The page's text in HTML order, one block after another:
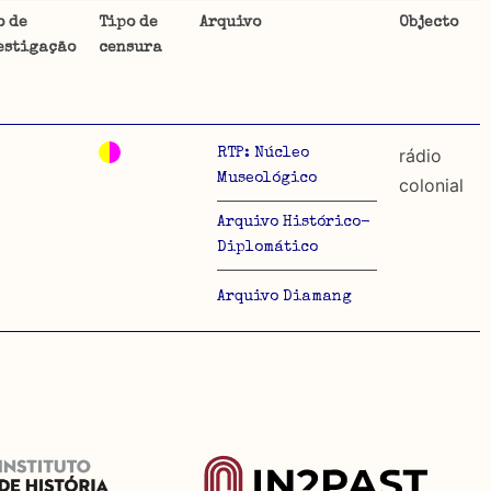
uma
de
Tipo de
censura
Arquivo Objecto
RTP: Núcleo
Museológico
Arquivo Histórico-
Diplomático
Arquivo Diamang
rádio
colonial